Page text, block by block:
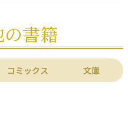
書籍
コミックス 文庫